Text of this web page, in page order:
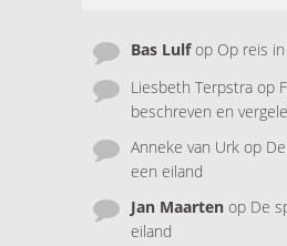
Bas Lulfop Op reis
Liesbeth Terpstra op
beschreven en
Anneke van Urk op
een eiland
Jan Maarten op De
eiland